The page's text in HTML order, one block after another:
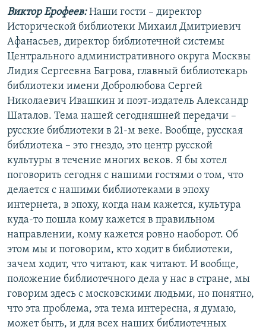
навигации
Вернутся
поиску
IDEL.РЕАЛИИ
КАВКАЗ.РЕАЛИИ
СЕВЕР.РЕАЛИИ
СИБИРЬ.РЕАЛИИ
РАСПИСАНИЕ ВЕЩАНИЯ
ПОДПИШИТЕСЬ НА РАССЫЛКУ
СОЦИАЛЬНЫЕ СЕТИ
Все сайты РСЕ/РС
Виктор Ерофеев: Наши гости – директор
Исторической библиотеки Михаил Дмитриевич
Афанасьев, директор библиотечной системы
Центрального административного округа Москвы
Лидия Сергеевна Багрова, главный библиотекарь
библиотеки имени Добролюбова Сергей
Николаевич Ивашкин и поэт-издатель Александр
Шаталов. Тема нашей сегодняшней передачи –
русские библиотеки в 21-м веке. Вообще, русская
библиотека – это гнездо, это центр русской
культуры в течение многих веков. Я бы хотел
поговорить сегодня с нашими гостями о том, что
делается с нашими библиотеками в эпоху
интернета, в эпоху, когда нам кажется, культура
куда-то пошла кому кажется в правильном
направлении, кому кажется ровно наоборот. Об
этом мы и поговорим, кто ходит в библиотеки,
зачем ходит, что читают, как читают. И вообще,
положение библиотечного дела у нас в стране, мы
говорим здесь с московскими людьми, но понятно,
что эта проблема, эта тема интересна, я думаю,
может быть, и для всех наших библиотечных